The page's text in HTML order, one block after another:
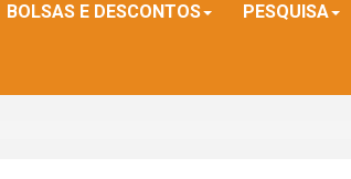
BOLSAS E DESCONTOS PESQUISA